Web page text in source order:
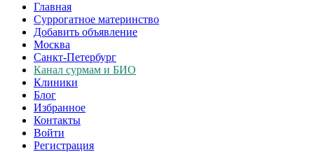
Главная
Суррогатное материнство
Добавить объявление
Москва
Санкт-Петербург
Канал сурмам и БИО
Клиники
Блог
Избранное
Контакты
Войти
Регистрация